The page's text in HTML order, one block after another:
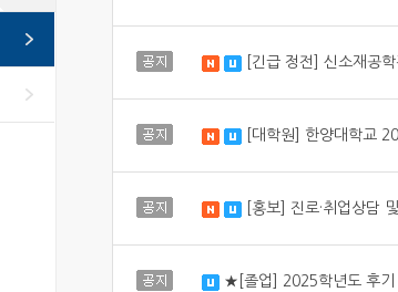
공지 새 글수정됨[긴급 정전] 신소재공
공지 새 글수정됨[대학원] 한양대학교
공지 새 글수정됨[홍보] 진로·취업상담
공지 수정됨★[졸업] 2025학년도 후기